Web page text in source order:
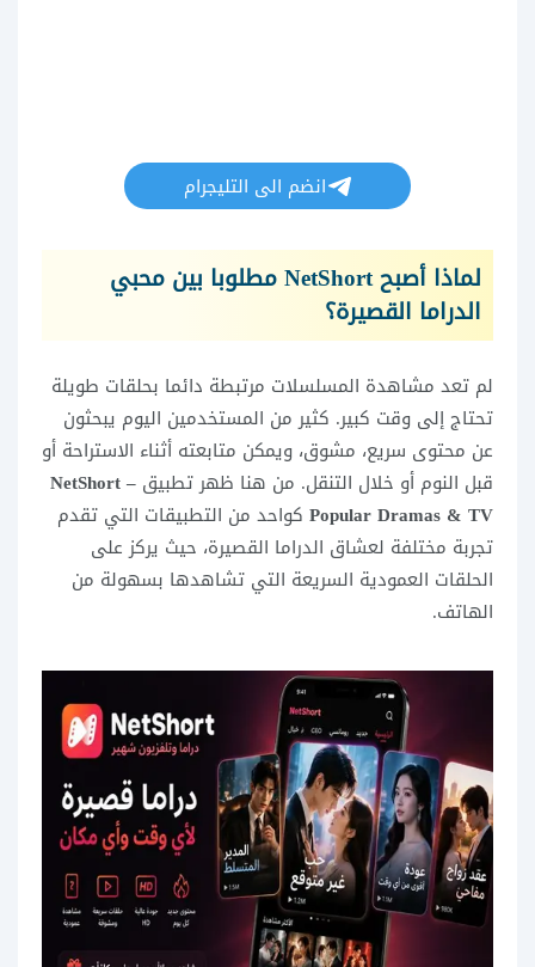
انضم الى التليجرام
لماذا أصبح NetShort مطلوبا بين محبي
الدراما القصيرة؟
لم تعد مشاهدة المسلسلات مرتبطة دائما بحلقات طويلة
تحتاج إلى وقت كبير. كثير من المستخدمين اليوم يبحثون
عن محتوى سريع، مشوق، ويمكن متابعته أثناء الاستراحة أو
قبل النوم أو خلال التنقل. من هنا ظهر تطبيق NetShort –
Popular Dramas & TV كواحد من التطبيقات التي تقدم
تجربة مختلفة لعشاق الدراما القصيرة، حيث يركز على
الحلقات العمودية السريعة التي تشاهدها بسهولة من
الهاتف.